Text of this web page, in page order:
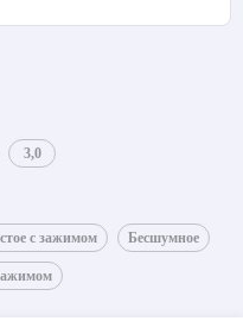
3,0
с зажимом Бесшумное